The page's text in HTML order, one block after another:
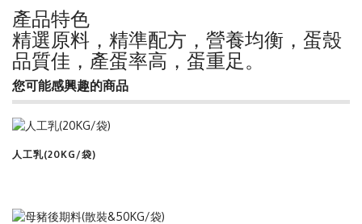
產品特色
精選原料，精準配方，營養均衡，蛋殼
品質佳，產蛋率高，蛋重足。
您可能感興趣的商品
人工乳(20KG/袋)
查看商品